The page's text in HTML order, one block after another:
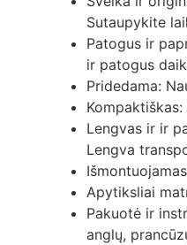
Sutaupykite
Patogus ir
ir patogus
Pridedama:
Lengvas ir ir
Lengva
Apytiksliai
Pakuotė ir
anglų,